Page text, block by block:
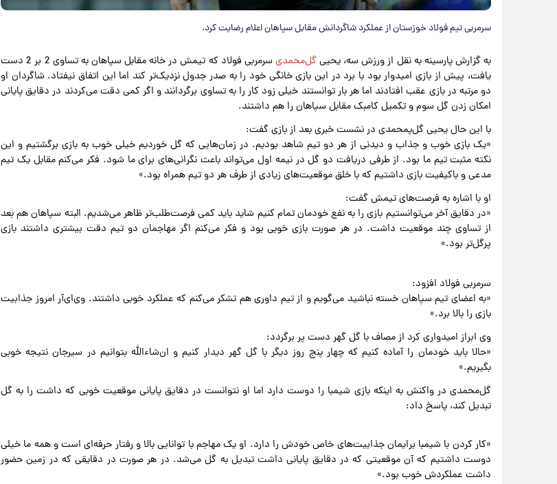
سرمربی تیم فولاد خوزستان از عملکرد شاگردانش مقابل سپاهان اعلام رضایت کرد.
به گزارش پارسینه به نقل از ورزش سه، یحییگل‌محمدی
سرمربی فولاد که تیمش در خانه مقابل سپاهان به تساوی 2 بر 2 دست
یافت، پیش از بازی امیدوار بود با برد در این بازی خانگی خود را به صدر جدول نزدیک‌تر کند اما این اتفاق نیفتاد. شاگردان او
دو مرتبه در بازی عقب افتادند اما هر بار توانستند خیلی زود کار را به تساوی برگردانند و اگر کمی دقت می‌کردند در دقایق پایانی
امکان زدن گل سوم و تکمیل کامبک مقابل سپاهان را هم داشتند.
با این حال یحیی گل‌پمحمدی در نشست خبری بعد از بازی گفت:
«یک بازی خوب و جذاب و دیدنی از هر دو تیم شاهد بودیم. در زمان‌هایی که گل خوردیم خیلی خوب به بازی برگشتیم و این
نکته مثبت تیم ما بود. از طرفی دریافت دو گل در نیمه اول می‌تواند باعث نگرانی‌های برای ما شود. فکر می‌کنم مقابل یک تیم
مدعی و باکیفیت بازی داشتیم که با خلق موقعیت‌های زیادی از طرف هر دو تیم همراه بود.»
او با اشاره به فرصت‌های تیمش گفت:
«در دقایق آخر می‌توانستیم بازی را به نفع خودمان تمام کنیم شاید باید کمی فرصت‌طلب‌تر ظاهر می‌شدیم. البته سپاهان هم بعد
از تساوی چند موقعیت داشت. در هر صورت بازی خوبی بود و فکر می‌کنم اگر مهاجمان دو تیم دقت بیشتری داشتند بازی
پرگل‌تر بود.»
سرمربی فولاد افزود:
«به اعضای تیم سپاهان خسته نباشید می‌گویم و از تیم داوری هم تشکر می‌کنم که عملکرد خوبی داشتند. وی‌ای‌آر امروز جذابیت
بازی را بالا برد.»
وی ابراز امیدواری کرد از مصاف با گل گهر دست پر برگردد:
«حالا باید خودمان را آماده کنیم که چهار پنج روز دیگر با گل گهر دیدار کنیم و ان‌شاءالله بتوانیم در سیرجان نتیجه خوبی
بگیریم.»
گل‌محمدی در واکنش به اینکه بازی شیمبا را دوست دارد اما او نتوانست در دقایق پایانی موقعیت خوبی که داشت را به گل
تبدیل کند، پاسخ داد:
«کار کردن با شیمبا برایمان جذابیت‌های خاص خودش را دارد. او یک مهاجم با توانایی بالا و رفتار حرفه‌ای است و همه ما خیلی
دوست داشتیم که آن موقعیتی که در دقایق پایانی داشت تبدیل به گل می‌شد. در هر صورت در دقایقی که در زمین حضور
داشت عملکردش خوب بود.»